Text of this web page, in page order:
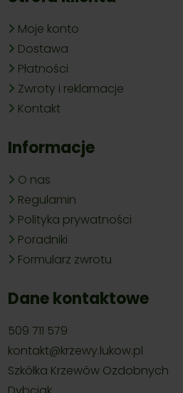
Moje konto
Dostawa
Płatności
Zwroty i reklamacje
Kontakt
Informacje
O nas
Regulamin
Polityka prywatności
Poradniki
Formularz zwrotu
Dane kontaktowe
509 711 579
kontakt@krzewy.lukow.pl
Szkółka Krzewów Ozdobnych